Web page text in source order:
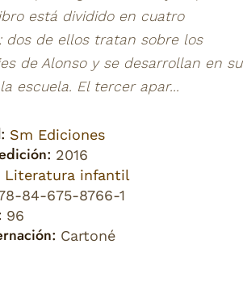
está dividido en cuatro
dos de ellos tratan sobre los
de Alonso y se desarrollan en su
escuela. El tercer apar...
Sm Ediciones
2016
Literatura infantil
84-675-8766-1
96
Cartoné